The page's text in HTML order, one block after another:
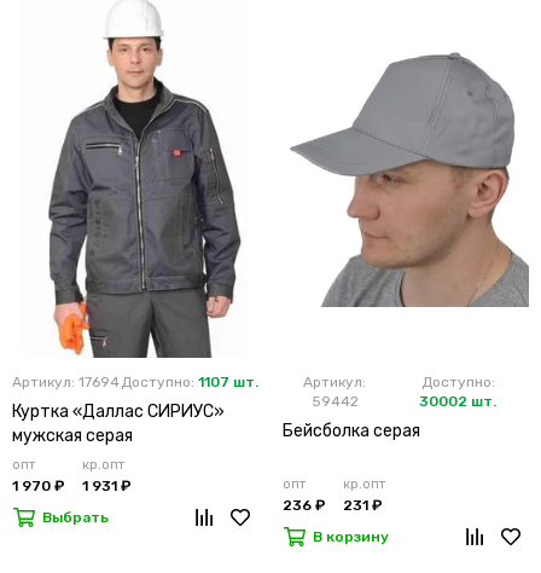
Артикул: 17694Доступно: 1107 шт.
Куртка «Даллас СИРИУС»
мужская серая
опт
1 970 ₽
кр.опт
1 931 ₽
Выбрать
Артикул:
59442
Доступно:
30002 шт.
Бейсболка серая
опт
236 ₽
кр.опт
231 ₽
В корзину